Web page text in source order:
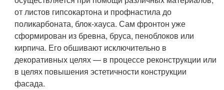
от листов гипсокартона и профнастила до
поликарбоната, блок-хауса. Сам фронтон уже
сформирован из бревна, бруса, пеноблоков или
кирпича. Его обшивают исключительно в
декоративных целях — в процессе реконструкции или
в целях повышения эстетичности конструкции
фасада.